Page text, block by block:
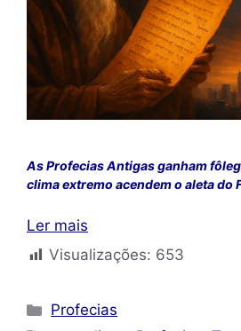
As Profecias Antigas ganham
clima extremo acendem o aleta do
Ler mais
Visualizações: 653
Categorias
Profecias